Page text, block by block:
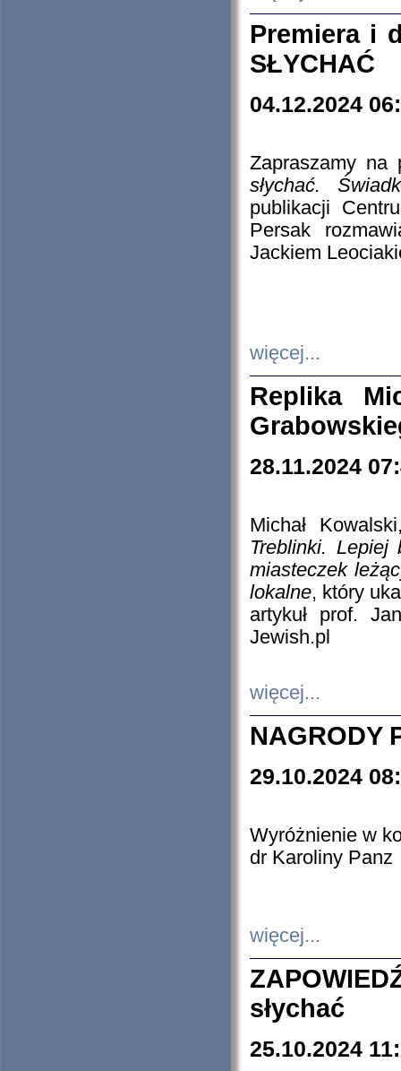
Premiera i
SŁYCHAĆ
04.12.2024
Zapraszamy
słychać.
publikacji
Persak
Jackiem
więcej...
Replika
28.11.2024
Michał
Treblinki. Lepiej
miasteczek
lokalne, który
artykuł prof.
Jewish.pl
więcej...
NAGRODY
29.10.2024
Wyróżnienie w
dr Karoliny Panz
więcej...
słychać
25.10.2024